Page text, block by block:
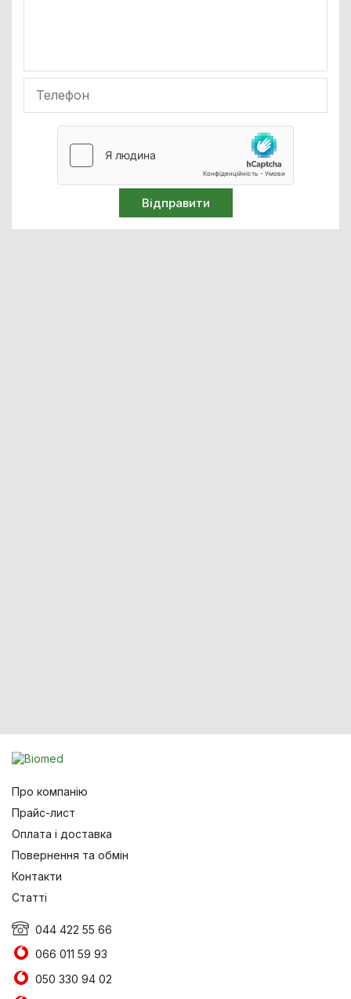
Про компанію
Прайс-лист
Оплата і доставка
Повернення та обмін
Контакти
Статті
044 422 55 66
066 011 59 93
050 330 94 02